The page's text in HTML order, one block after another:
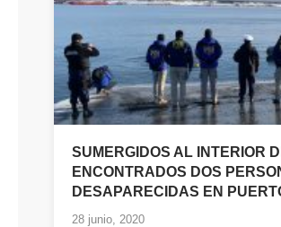
SUMERGIDOS AL INTERIOR
ENCONTRADOS DOS
DESAPARECIDAS EN
28 junio, 2020